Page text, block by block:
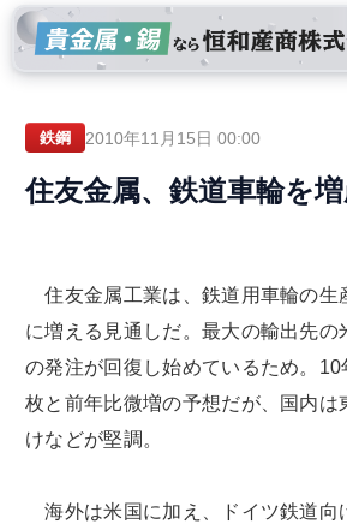
鉄鋼 2010年11月15日 00:00
住友金属、鉄道車輪を
住友金属工業は、鉄道用車輪の生
に増える見通しだ。最大の輸出先の
の発注が回復し始めているため。
枚と前年比微増の予想だが、国内は
けなどが堅調。
海外は米国に加え、ドイツ鉄道向